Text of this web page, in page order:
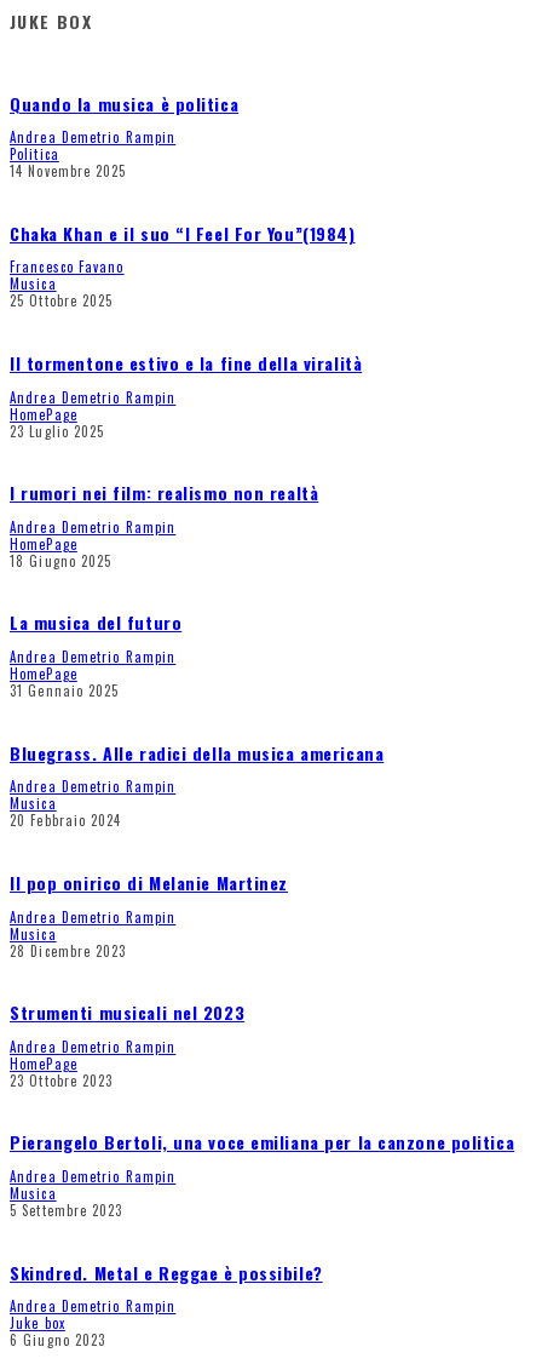
JUKE BOX
Quando la musica è politica
Andrea Demetrio Rampin
Politica
14 Novembre 2025
Chaka Khan e il suo “I Feel For You”(1984)
Francesco Favano
Musica
25 Ottobre 2025
Il tormentone estivo e la fine della viralità
Andrea Demetrio Rampin
HomePage
23 Luglio 2025
I rumori nei film: realismo non realtà
Andrea Demetrio Rampin
HomePage
18 Giugno 2025
La musica del futuro
Andrea Demetrio Rampin
HomePage
31 Gennaio 2025
Bluegrass. Alle radici della musica americana
Andrea Demetrio Rampin
Musica
20 Febbraio 2024
Il pop onirico di Melanie Martinez
Andrea Demetrio Rampin
Musica
28 Dicembre 2023
Strumenti musicali nel 2023
Andrea Demetrio Rampin
HomePage
23 Ottobre 2023
Pierangelo Bertoli, una voce emiliana per la canzone politica
Andrea Demetrio Rampin
Musica
5 Settembre 2023
Skindred. Metal e Reggae è possibile?
Andrea Demetrio Rampin
Juke box
6 Giugno 2023